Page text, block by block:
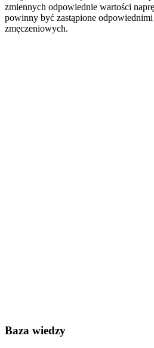
zmiennych odpowiednie wartości
powinny być zastąpione
zmęczeniowych.
Baza wiedzy